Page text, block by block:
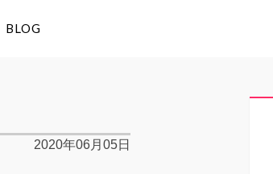
BLOG
2020年06月05日